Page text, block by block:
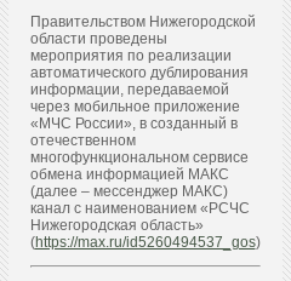
Правительством Нижегородской
области проведены
мероприятия по реализации
автоматического дублирования
информации, передаваемой
через мобильное приложение
«МЧС России», в созданный в
отечественном
многофункциональном сервисе
обмена информацией МАКС
(далее – мессенджер МАКС)
канал с наименованием «РСЧС
Нижегородская область»
(https://max.ru/id5260494537_gos)